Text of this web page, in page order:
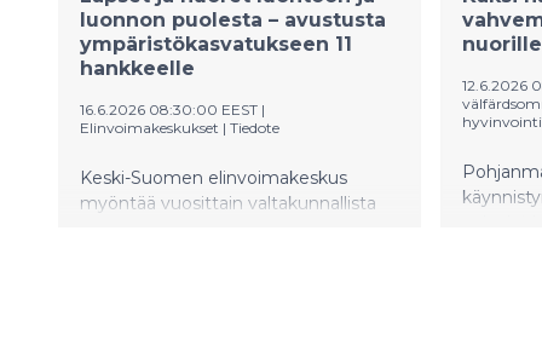
luonnon puolesta – avustusta
ympäristökasvatukseen 11
hankkeelle
16.6.2026 08:30:00 EEST |
Elinvoimakeskukset | Tiedote
Keski-Suomen elinvoimakeskus
myöntää vuosittain valtakunnallista
12.6.2026